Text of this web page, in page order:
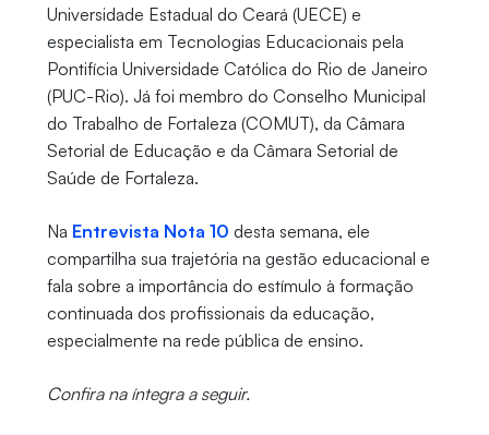
Universidade Estadual do Ceará (UECE) e
especialista em Tecnologias Educacionais pela
Pontifícia Universidade Católica do Rio de Janeiro
(PUC-Rio). Já foi membro do Conselho Municipal
do Trabalho de Fortaleza (COMUT), da Câmara
Setorial de Educação e da Câmara Setorial de
Saúde de Fortaleza.
Na Entrevista Nota 10 desta semana, ele
compartilha sua trajetória na gestão educacional e
fala sobre a importância do estímulo à formação
continuada dos profissionais da educação,
especialmente na rede pública de ensino.
Confira na íntegra a seguir.